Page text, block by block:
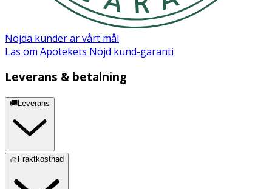
Nöjda kunder är vårt mål
Läs om Apotekets Nöjd kund-garanti
Leverans & betalning
🚚Leverans
🧺Fraktkostnad